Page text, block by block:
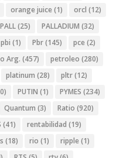
orange juice (1) orcl (12)
PALL(25) PALLADIUM (32)
pbi (1) Pbr(145) pce (2)
Arg. (457) petroleo (280)
platinum (28) pltr(12)
PUTIN (1) PYMES (234)
Quantum (3) Ratio (920)
(41) rentabilidad (19)
(18) rio (1) ripple (1)